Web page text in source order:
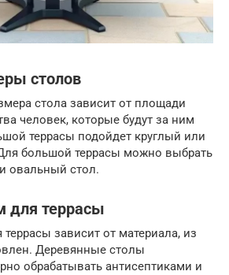
столов
стола зависит от площади
человек, которые будут за ним
террасы подойдет круглый или
большой террасы можно выбрать
овальный стол.
для террасы
зависит от материала, из
Деревянные столы
обрабатывать антисептиками и